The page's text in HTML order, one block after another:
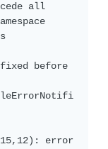
all
before
error